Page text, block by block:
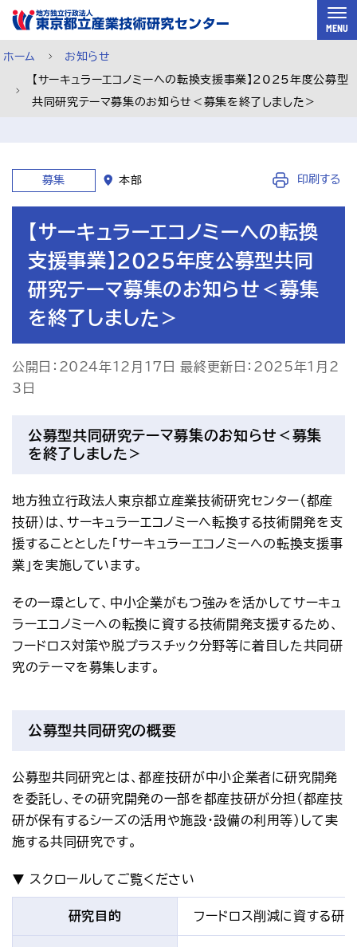
スキップして本文へ
MENU
チャットで相談 ご利用案内
アクセス お問い合わせ
ホーム お知らせ
【サーキュラーエコノミーへの転換支援事業】2025年度公募型
共同研究テーマ募集のお知らせ＜募集を終了しました＞
募集 本部 印刷する
【サーキュラーエコノミーへの転換
支援事業】2025年度公募型共同
研究テーマ募集のお知らせ＜募集
を終了しました＞
公開日：2024年12月17日 最終更新日：2025年1月2
3日
公募型共同研究テーマ募集のお知らせ＜募集
を終了しました＞
地方独立行政法人東京都立産業技術研究センター（都産
技研）は、サーキュラーエコノミーへ転換する技術開発を支
援することとした「サーキュラーエコノミーへの転換支援事
業」を実施しています。
その一環として、中小企業がもつ強みを活かしてサーキュ
ラーエコノミーへの転換に資する技術開発支援するため、
フードロス対策や脱プラスチック分野等に着目した共同研
究のテーマを募集します。
公募型共同研究の概要
公募型共同研究とは、都産技研が中小企業者に研究開発
を委託し、その研究開発の一部を都産技研が分担（都産技
研が保有するシーズの活用や施設・設備の利用等）して実
施する共同研究です。
研究目的 フードロス削減に資する研